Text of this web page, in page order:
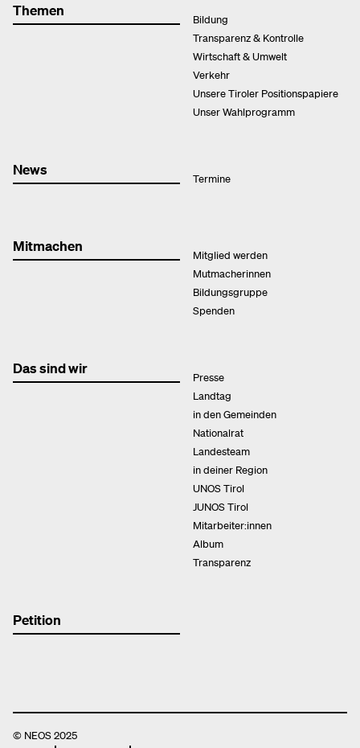
Themen
Bildung
Transparenz & Kontrolle
Wirtschaft & Umwelt
Verkehr
Unsere Tiroler Positionspapiere
Unser Wahlprogramm
News
Termine
Mitmachen
Mitglied werden
Mutmacherinnen
Bildungsgruppe
Spenden
Das sind wir
Presse
Landtag
in den Gemeinden
Nationalrat
Landesteam
in deiner Region
UNOS Tirol
JUNOS Tirol
Mitarbeiter:innen
Album
Transparenz
Petition
© NEOS 2025